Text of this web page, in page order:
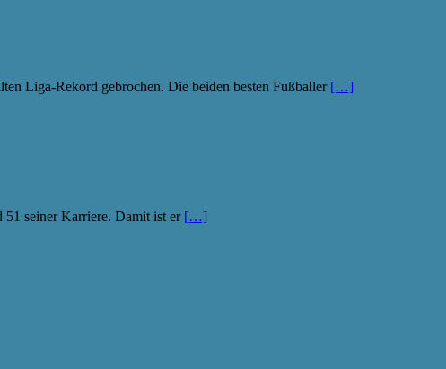
Liga-Rekord gebrochen. Die beiden besten Fußballer […]
seiner Karriere. Damit ist er […]